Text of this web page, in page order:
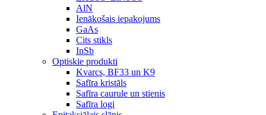
AlN
Ienākošais iepakojums
GaAs
Cits stikls
InSb
Optiskie produkti
Kvarcs, BF33 un K9
Safīra kristāls
Safīra caurule un stienis
Safīra logi